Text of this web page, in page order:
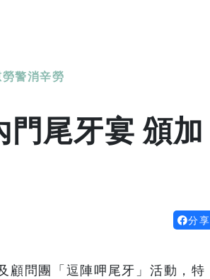
警消辛勞
尾牙宴 頒加
分享
顧問團「逗陣呷尾牙」活動，特